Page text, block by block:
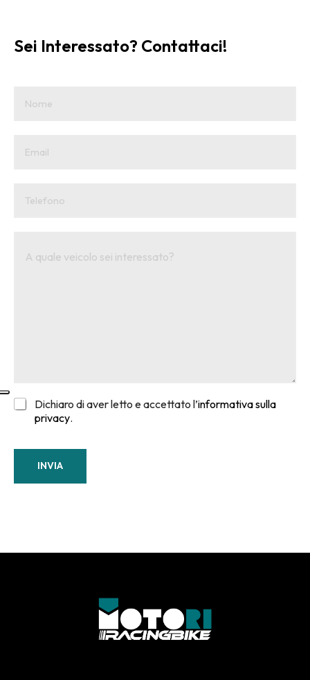
Sei Interessato? Contattaci!
Dichiaro di aver letto e accettato l’informativa sulla
privacy.
INVIA